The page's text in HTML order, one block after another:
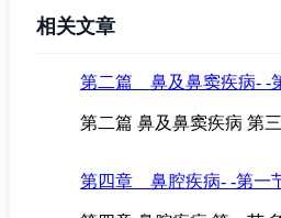
相关文章
第二篇 鼻及鼻窦疾病- -
第二篇 鼻及鼻窦疾病 第
第四章 鼻腔疾病- -第